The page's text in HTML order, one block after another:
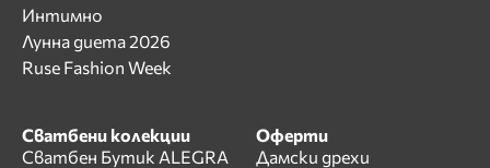
Интимно
Лунна диета 2026
Ruse Fashion Week
Сватбени колекции
Сватбен Бутик ALEGRA
Оферти
Дамски дрехи